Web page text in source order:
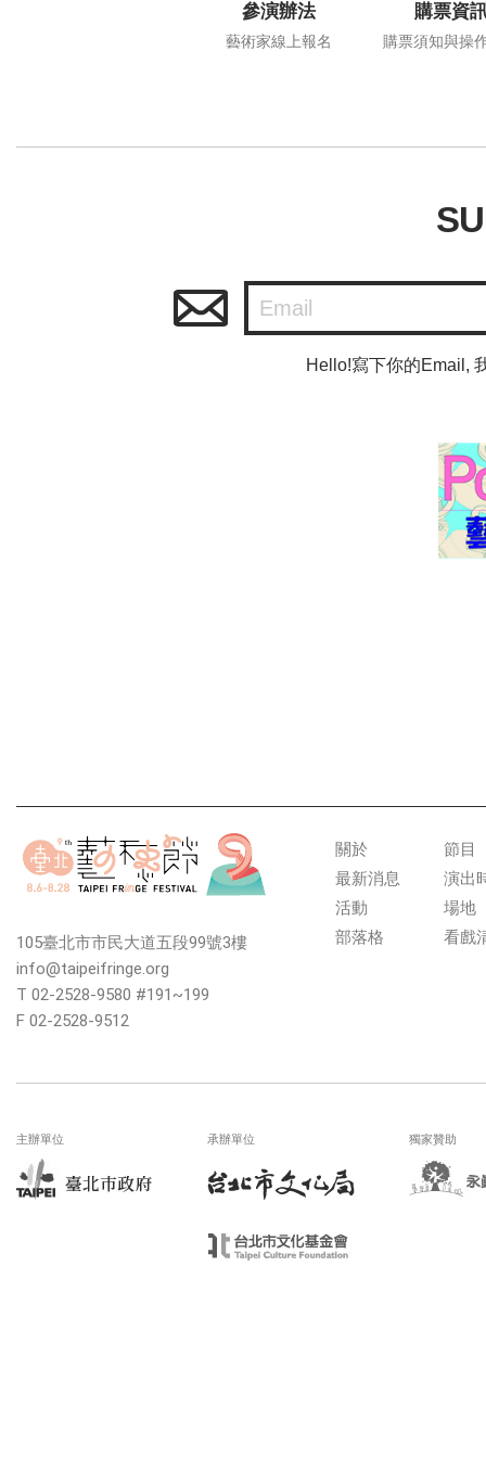
參演辦法
藝術家線上報名
購票資
購票須知與操
Hello!寫下你的Email,
105臺北市市民大道五段99號3樓
info@taipeifringe.org
T 02-2528-9580 #191~199
F 02-2528-9512
關於
最新消息
活動
部落格
節目
演出
場地
看戲
主辦單位 承辦單位 獨家贊助